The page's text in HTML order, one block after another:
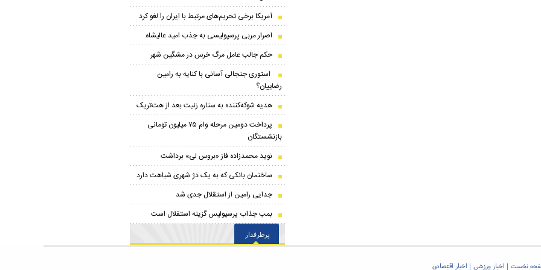
آمریکا برخی تحریم‌های مرتبط با ایران را لغو کرد
اصرار مربی پرسپولیسی به جذب امید عالیشاه
حکم جالب عامل مرگ خرس در مشگین‌ شهر
استوری جنجالی آسانی با کنایه به رامین
رضاییان؟
هدیه شوکه‌کننده به ستاره زنیت بعد از هت‌تریک
پرداخت دومین مرحله وام ۷۵ میلیون تومانی
بازنشستگان
نوید محمدزاده فاز «بروس لی» برداشت
ساختمان بانکی که به یک دژ شهری شباهت دارد
جدایی رامین از استقلال جدی شد
بمب جذاب پرسپولیس گزینه استقلال است
پرطرفدار
نخست اخبار ورزشی اخبار اقتصادی